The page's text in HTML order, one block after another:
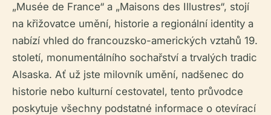
„Musée de France“ a „Maisons des Illustres“, stojí
na křižovatce umění, historie a regionální identity a
nabízí vhled do francouzsko-amerických vztahů 19.
století, monumentálního sochařství a trvalých tradic
Alsaska. Ať už jste milovník umění, nadšenec do
historie nebo kulturní cestovatel, tento průvodce
poskytuje všechny podstatné informace o otevírací